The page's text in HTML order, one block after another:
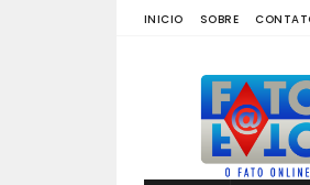
INICIO SOBRE